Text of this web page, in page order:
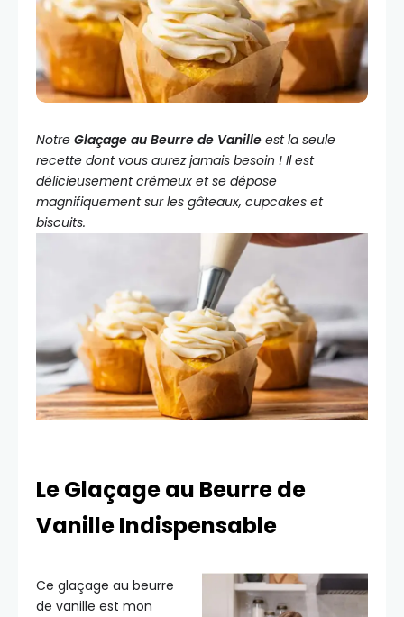
Notre Glaçage au Beurre de Vanille est la seule
recette dont vous aurez jamais besoin ! Il est
délicieusement crémeux et se dépose
magnifiquement sur les gâteaux, cupcakes et
biscuits.
Le Glaçage au Beurre de
Vanille Indispensable
Ce glaçage au beurre
de vanille est mon